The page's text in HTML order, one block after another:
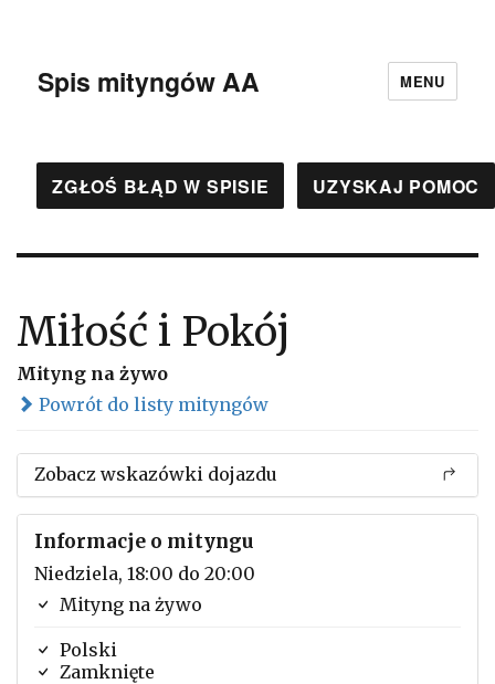
Spis mityngów AA MENU
ZGŁOŚ BŁĄD W SPISIE UZYSKAJ POMOC
Miłość i Pokój
Mityng na żywo
Powrót do listy mityngów
Zobacz wskazówki dojazdu
Informacje o mityngu
Niedziela, 18:00 do 20:00
Mityng na żywo
Polski
Zamknięte